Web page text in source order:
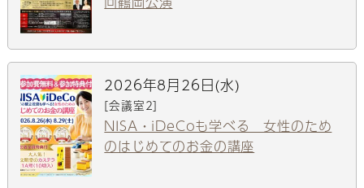
2026年8月26日(水)
[会議室2]
NISA・iDeCoも学べる 女性のため
のはじめてのお金の講座